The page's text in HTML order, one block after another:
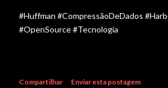
#Huffman #CompressãoDeDados
#OpenSource #Tecnologia
Compartilhar
Enviar esta postagem